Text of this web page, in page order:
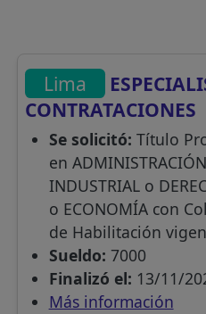
Lima
CONTRATACIONES
Se solicitó: Título
en
INDUSTRIAL o
o ECONOMÍA con
de Habilitación
Sueldo: 7000
Finalizó el: 13/11/
Más información